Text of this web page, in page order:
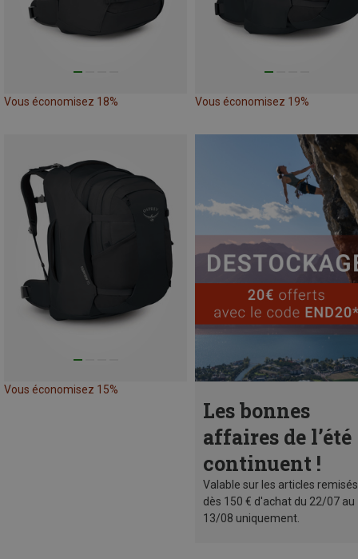
Vous économisez 18% Vous économisez 19%
Vous économisez 15%
Les bonnes
affaires de l’été
continuent !
Valable sur les articles remisés
dès 150 € d'achat du 22/07 au
13/08 uniquement.